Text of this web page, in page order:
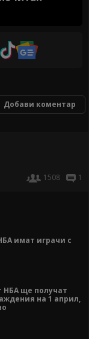
Добави коментар
1508
1
имат играчи с
НБА ще получат
на 1 април,